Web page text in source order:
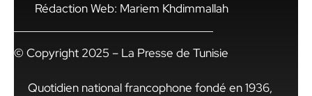
Rédaction Web: Mariem Khdimmallah
© Copyright 2025 – La Presse de Tunisie
Quotidien national francophone fondé en 1936,